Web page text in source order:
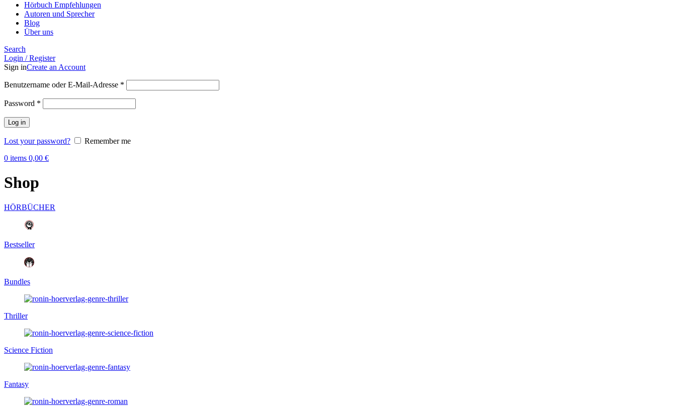
Hörbuch Empfehlungen
Autoren und Sprecher
Blog
Über uns
Search
Login / Register
Sign inCreate an Account
Benutzername oder E-Mail-Adresse *
Password *
Log in
Lost your password?
Remember me
0 items 0,00 €
Shop
HÖRBÜCHER
Bestseller
Bundles
Thriller
Science Fiction
Fantasy